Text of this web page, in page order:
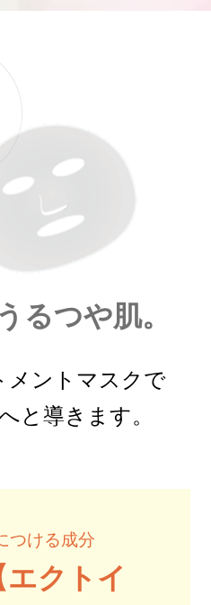
るつや肌。
メントマスクで
と導きます。
つける成分
クトイ